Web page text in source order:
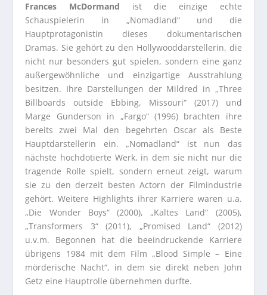
Frances McDormand ist die einzige echte
Schauspielerin in „Nomadland“ und die
Hauptprotagonistin dieses dokumentarischen
Dramas. Sie gehört zu den Hollywooddarstellerin, die
nicht nur besonders gut spielen, sondern eine ganz
außergewöhnliche und einzigartige Ausstrahlung
besitzen. Ihre Darstellungen der Mildred in „Three
Billboards outside Ebbing, Missouri“ (2017) und
Marge Gunderson in „Fargo“ (1996) brachten ihre
bereits zwei Mal den begehrten Oscar als Beste
Hauptdarstellerin ein. „Nomadland“ ist nun das
nächste hochdotierte Werk, in dem sie nicht nur die
tragende Rolle spielt, sondern erneut zeigt, warum
sie zu den derzeit besten Actorn der Filmindustrie
gehört. Weitere Highlights ihrer Karriere waren u.a.
„Die Wonder Boys“ (2000), „Kaltes Land“ (2005),
„Transformers 3“ (2011), „Promised Land“ (2012)
u.v.m. Begonnen hat die beeindruckende Karriere
übrigens 1984 mit dem Film „Blood Simple – Eine
mörderische Nacht“, in dem sie direkt neben John
Getz eine Hauptrolle übernehmen durfte.